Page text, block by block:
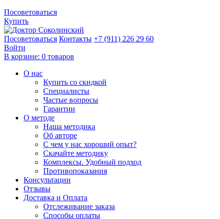
Посоветоваться
Купить
Посоветоваться Контакты +7 (911) 226 29 60
Войти
В корзине: 0 товаров
О нас
Купить со скидкой
Специалисты
Частые вопросы
Гарантии
О методе
Наша методика
Об авторе
С чем у нас хороший опыт?
Скачайте методику
Комплексы. Удобный подход
Противопоказания
Консультации
Отзывы
Доставка и Оплата
Отслеживание заказа
Способы оплаты